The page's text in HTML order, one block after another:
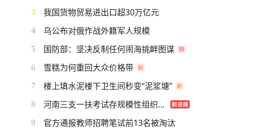
3 我国货物贸易进出口超30万亿元
4 乌公布对俄作战外籍军人规模
5 国防部：坚决反制任何闹海挑衅图谋
6 雪糕为何重回大众价格带
7 楼上填水泥楼下卫生间秒变“泥浆塘”
8 河南三支一扶考试存规模性组织作弊
9 官方通报教师招聘笔试前13名被淘汰